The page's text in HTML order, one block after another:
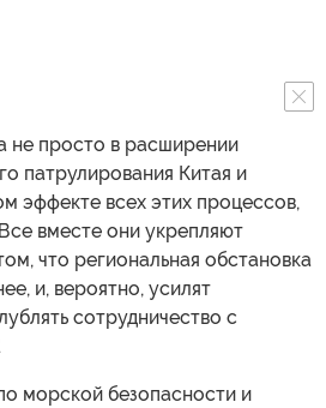
не просто в расширении
патрулирования Китая и
эффекте всех этих процессов,
вместе они укрепляют
что региональная обстановка
и, вероятно, усилят
сотрудничество с
морской безопасности и